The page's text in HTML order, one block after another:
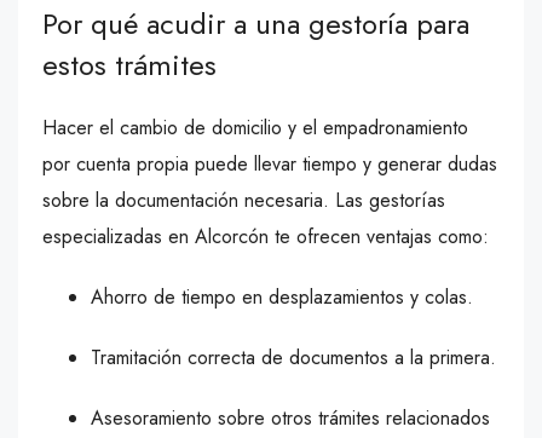
Por qué acudir a una gestoría para
estos trámites
Hacer el cambio de domicilio y el empadronamiento
por cuenta propia puede llevar tiempo y generar dudas
sobre la documentación necesaria. Las gestorías
especializadas en Alcorcón te ofrecen ventajas como:
Ahorro de tiempo en desplazamientos y colas.
Tramitación correcta de documentos a la primera.
Asesoramiento sobre otros trámites relacionados